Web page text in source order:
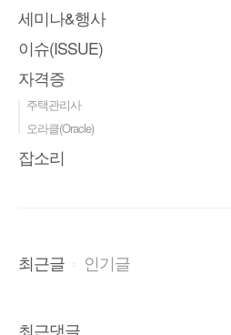
세미나&행사
이슈(ISSUE)
자격증
주택관리사
오라클(Oracle)
잡소리
최근글 인기글
최근댓글